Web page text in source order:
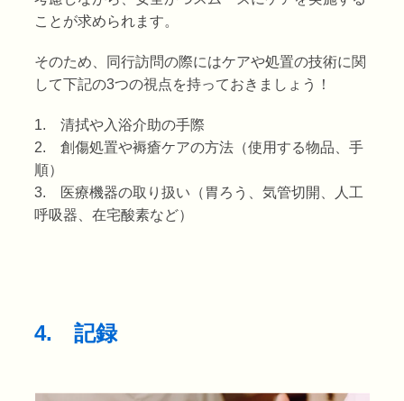
ことが求められます。
そのため、同行訪問の際にはケアや処置の技術に関
して下記の3つの視点を持っておきましょう！
1. 清拭や入浴介助の手際
2. 創傷処置や褥瘡ケアの方法（使用する物品、手
順）
3. 医療機器の取り扱い（胃ろう、気管切開、人工
呼吸器、在宅酸素など）
4. 記録